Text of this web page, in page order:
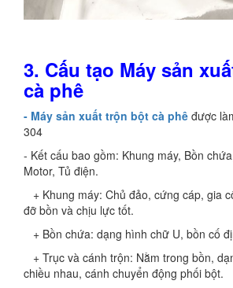
3. Cấu tạo Máy sản
cà phê
- Máy sản xuất trộn bột cà phê được
304
- Kết cấu bao gồm: Khung máy, Bồn
Motor, Tủ điện.
+ Khung máy: Chủ đảo, cứng cáp, gia
đỡ bồn và chịu lực tốt.
+ Bồn chứa: dạng hình chữ U, bồn cố
+ Trục và cánh trộn: Nằm trong bồn,
chiều nhau, cánh chuyển động phối bột.